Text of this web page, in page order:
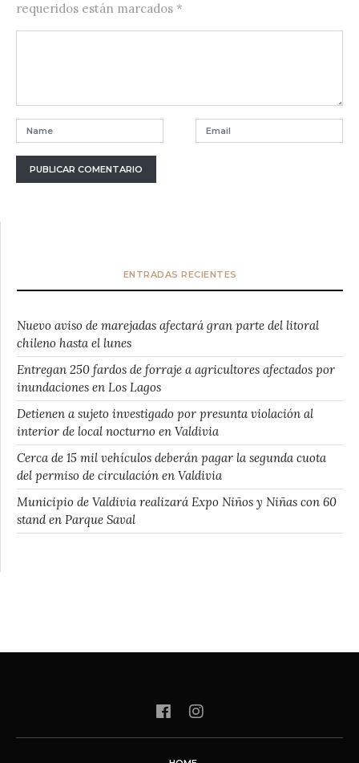
requeridos están marcados *
ENTRADAS RECIENTES
Nuevo aviso de marejadas afectará gran parte del litoral
chileno hasta el lunes
Entregan 250 fardos de forraje a agricultores afectados por
inundaciones en Los Lagos
Detienen a sujeto investigado por presunta violación al
interior de local nocturno en Valdivia
Cerca de 15 mil vehículos deberán pagar la segunda cuota
del permiso de circulación en Valdivia
Municipio de Valdivia realizará Expo Niños y Niñas con 60
stand en Parque Saval